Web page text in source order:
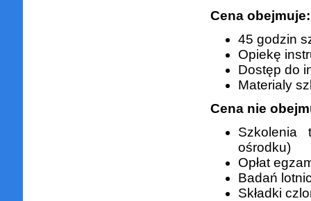
Cena obejmuje:
45 godzin
Opiekę
Dostęp do
Materialy
Cena nie
Szkolenia
ośrodku)
Opłat
Badań
Składki